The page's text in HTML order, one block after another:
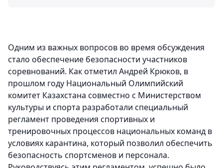
Одним из важных вопросов во время обсуждения
стало обеспечение безопасности участников
соревнований. Как отметил Андрей Крюков, в
прошлом году Национальный Олимпийский
комитет Казахстана совместно с Министерством
культуры и спорта разработали специальный
регламент проведения спортивных и
тренировочных процессов национальных команд в
условиях карантина, который позволил обеспечить
безопасность спортсменов и персонала.